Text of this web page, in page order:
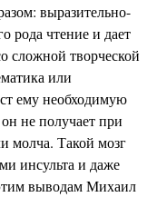
выразительно-
рода чтение и дает
сложной творческой
или
ему необходимую
не получает при
молча. Такой мозг
инсульта и даже
выводам Михаил